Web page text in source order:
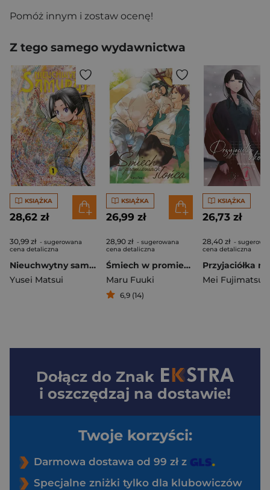
Pomóż innym i zostaw ocenę!
Z tego samego wydawnictwa
KSIĄŻKA
28,62 zł
30,99 zł - sugerowana
cena detaliczna
Nieuchwytny samuraj. Tom 1
Yusei Matsui
KSIĄŻKA
26,99 zł
28,90 zł - sugerowana
cena detaliczna
Śmiech w promieniach słońca
Maru Fuuki
6,9 (14)
KSIĄŻKA
26,73 zł
28,40 zł -
cena detaliczna
Mei Fujimatsu
Dołącz do Znak
i oszczędzaj na dostawie!
Twoje korzyści:
Darmowa dostawa od 99 zł z
Specjalne zniżki tylko dla klubowiczów